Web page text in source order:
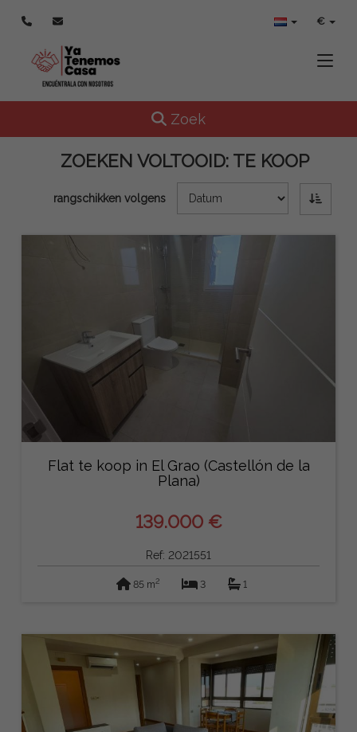
€
Toggle navigation
Zoek
ZOEKEN VOLTOOID:TE KOOP
rangschikken volgens
Flat te koop in El Grao (Castellón de la
Plana)
139.000 €
Ref: 2021551
85 m2 3 1